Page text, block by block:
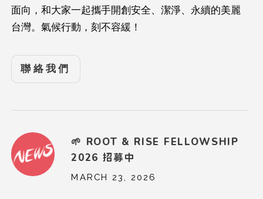
面向，和大家一起攜手開創安全、潔淨、永續的美麗
台灣。氣候行動，刻不容緩！
聯絡我們
🌱 ROOT & RISE FELLOWSHIP
2026 招募中
MARCH 23, 2026